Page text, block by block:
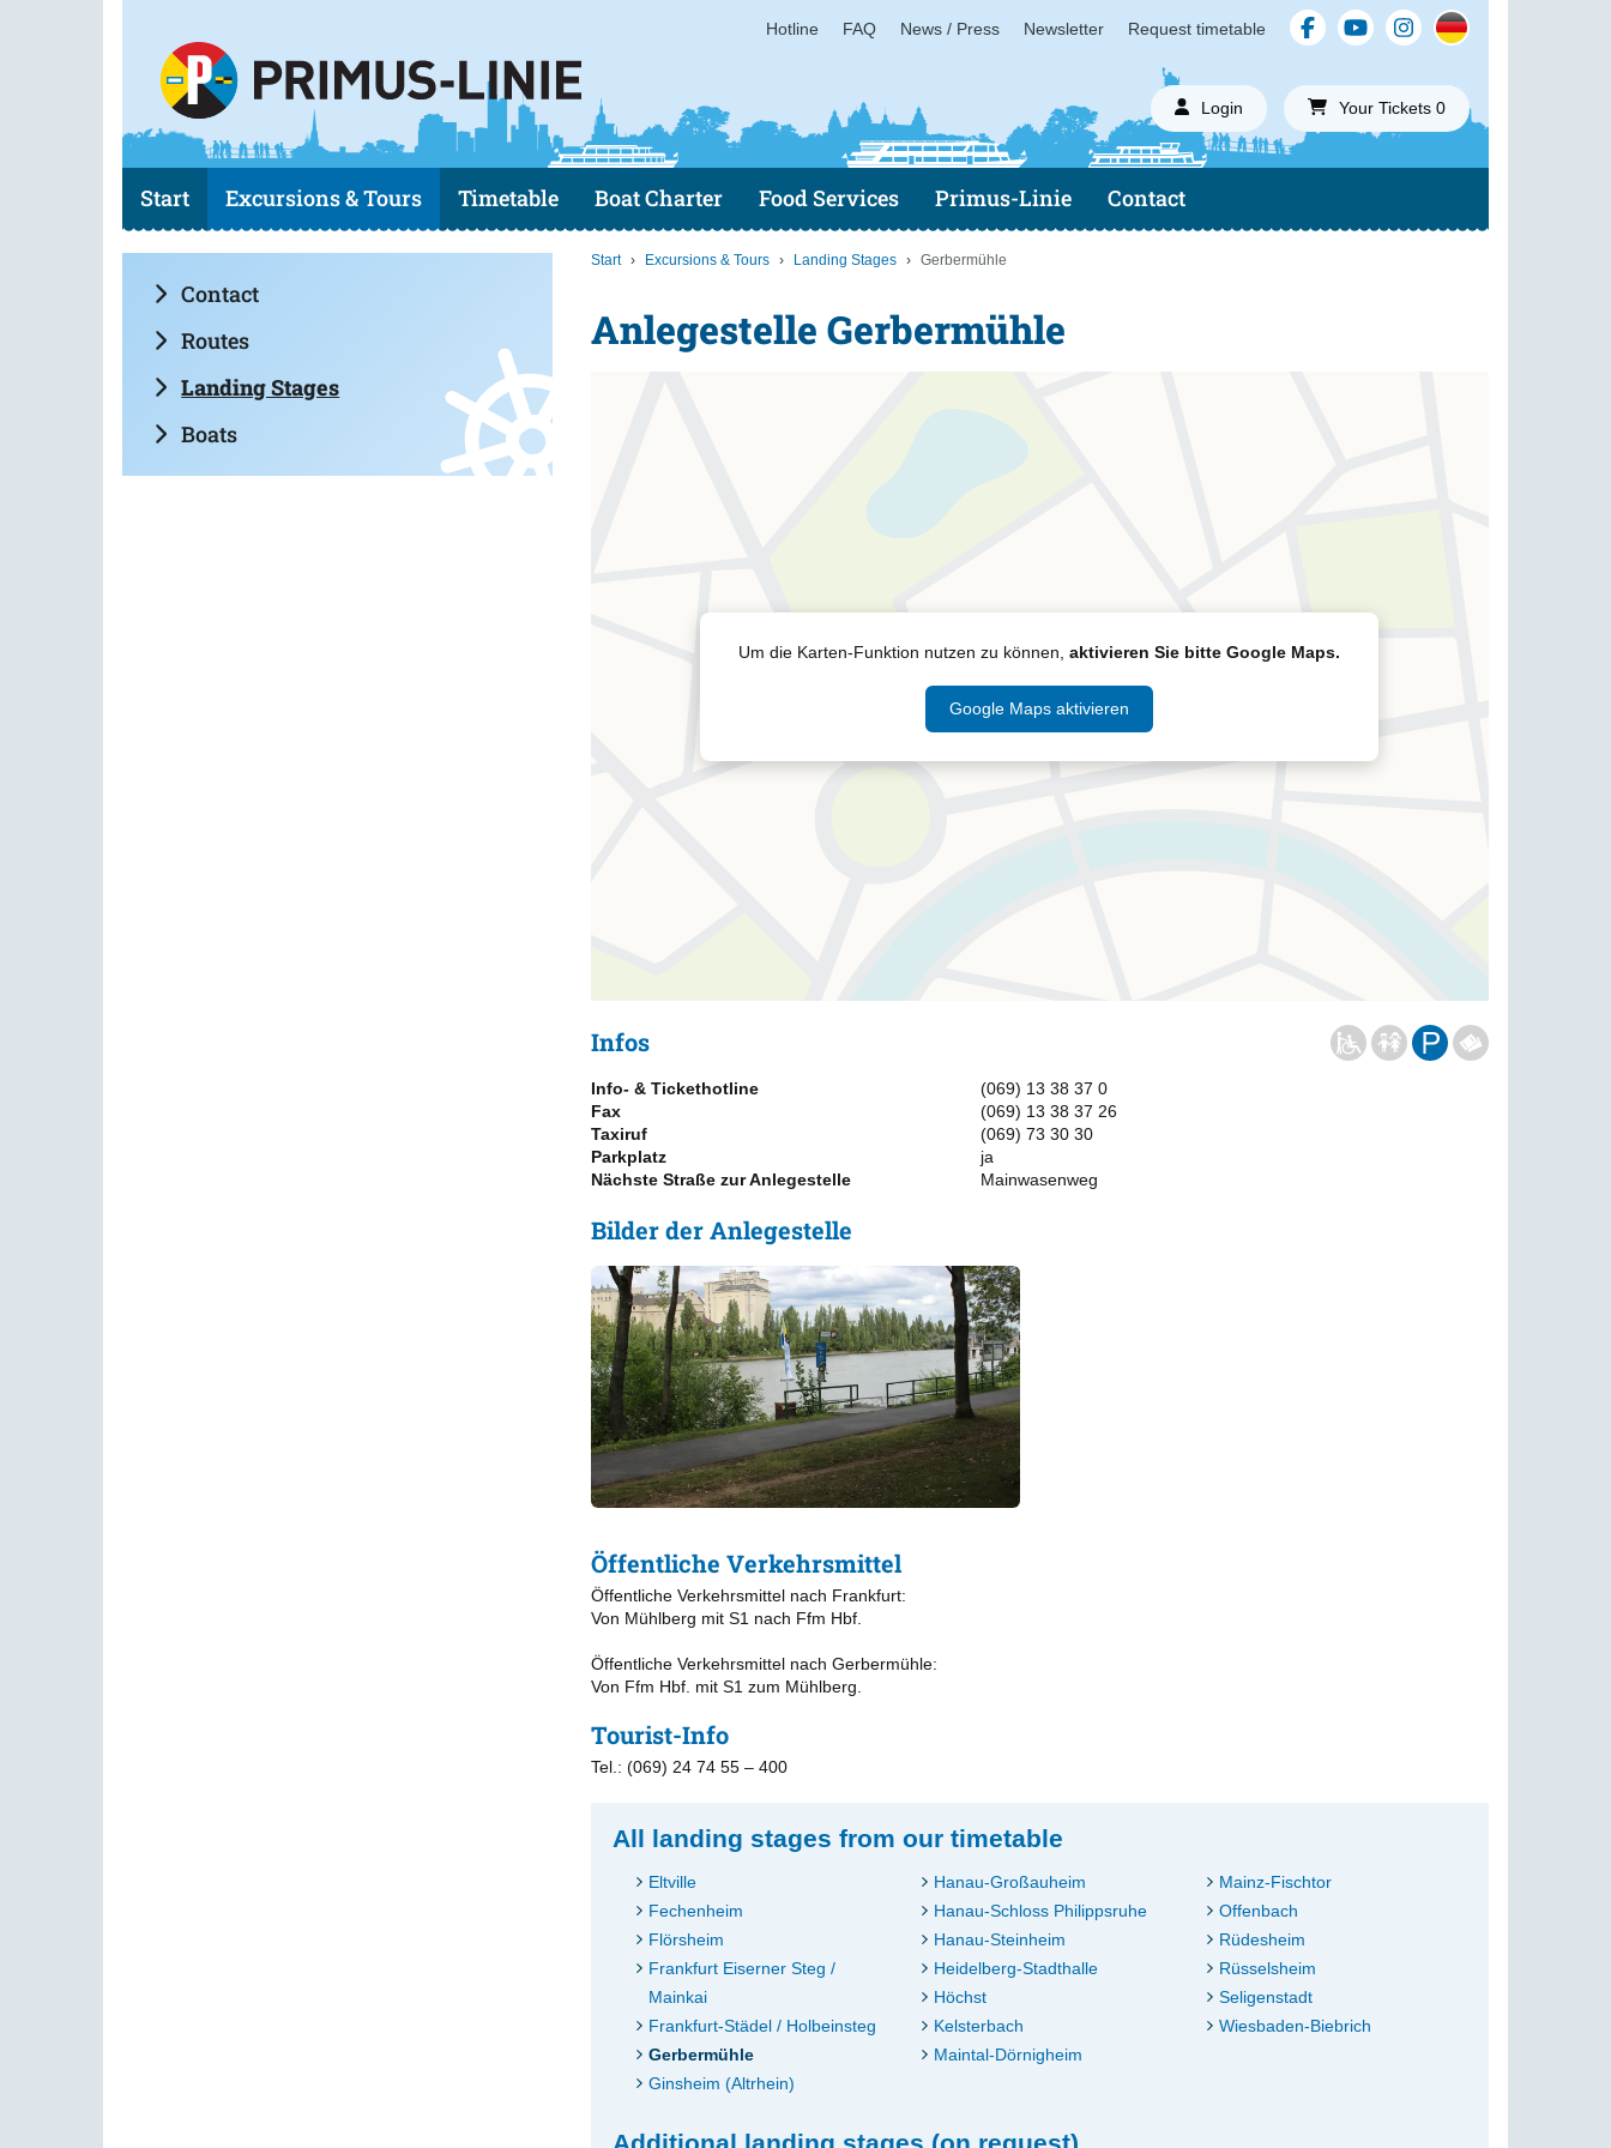
Hotline FAQ News / Press Newsletter Request timetable
Login Your Tickets 0
Start Excursions & Tours Timetable Boat Charter Food Services Primus-Linie Contact
Start Excursions & Tours Landing Stages Gerbermühle
Anlegestelle Gerbermühle
Um die Karten-Funktion nutzen zu können,aktivieren Sie bitte Google Maps.
Google Maps aktivieren
Infos
Info- & Tickethotline
(069) 13 38 37 0
Fax
(069) 13 38 37 26
Taxiruf
(069) 73 30 30
Parkplatz
ja
Nächste Straße zur Anlegestelle
Mainwasenweg
Bilder der Anlegestelle
Öffentliche Verkehrsmittel
Öffentliche Verkehrsmittel nach Frankfurt:
Von Mühlberg mit S1 nach Ffm Hbf.
Öffentliche Verkehrsmittel nach Gerbermühle:
Von Ffm Hbf. mit S1 zum Mühlberg.
Tourist-Info
Tel.: (069) 24 74 55 – 400
All landing stages from our timetable
Eltville
Fechenheim
Flörsheim
Frankfurt Eiserner Steg /
Mainkai
Frankfurt-Städel / Holbeinsteg
Gerbermühle
Ginsheim (Altrhein)
Hanau-Großauheim
Hanau-Schloss Philippsruhe
Hanau-Steinheim
Heidelberg-Stadthalle
Höchst
Kelsterbach
Maintal-Dörnigheim
Mainz-Fischtor
Offenbach
Rüdesheim
Rüsselsheim
Seligenstadt
Wiesbaden-Biebrich
Additional landing stages (on request)
Contact
Routes
Landing Stages
Boats